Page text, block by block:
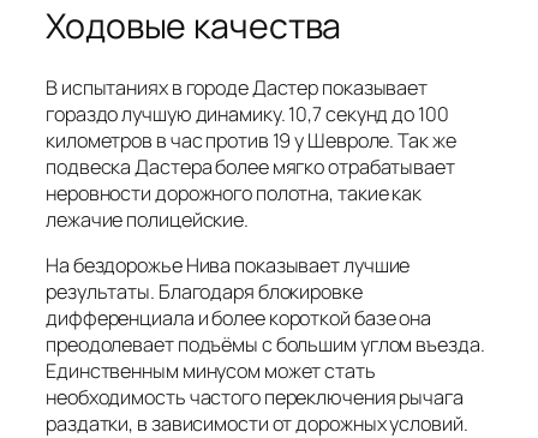
Ходовые качества
В испытаниях в городе Дастер показывает
гораздо лучшую динамику. 10,7 секунд до 100
километров в час против 19 у Шевроле. Так же
подвеска Дастера более мягко отрабатывает
неровности дорожного полотна, такие как
лежачие полицейские.
На бездорожье Нива показывает лучшие
результаты. Благодаря блокировке
дифференциала и более короткой базе она
преодолевает подъёмы с большим углом въезда.
Единственным минусом может стать
необходимость частого переключения рычага
раздатки, в зависимости от дорожных условий.